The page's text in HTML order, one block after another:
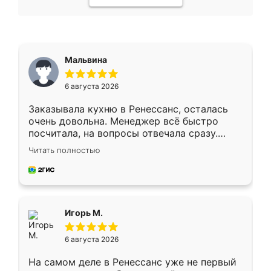
Мальвина
6 августа 2026
Заказывала кухню в Ренессанс, осталась
очень довольна. Менеджер всё быстро
посчитала, на вопросы отвечала сразу.
Замерщик приехал в субботу, подошёл к
делу со всей ответственностью. Собрали
за день, ребята работали аккуратно, даже
Читать полностью
Игорь М.
6 августа 2026
На самом деле в Ренессанс уже не первый